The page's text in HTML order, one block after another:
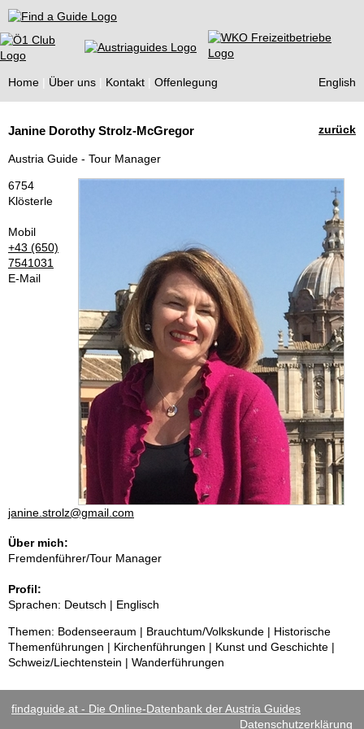
Find a Guide
Home Über uns Kontakt Offenlegung English
Guides
zurück
Janine Dorothy Strolz-McGregor
Austria Guide - Tour Manager
6754
Klösterle
Mobil
+43 (650)
7541031
E-Mail
janine.strolz@gmail.com
Über mich:
Fremdenführer/Tour Manager
Profil:
Sprachen: Deutsch | Englisch
Themen: Bodenseeraum | Brauchtum/Volkskunde | Historische
Themenführungen | Kirchenführungen | Kunst und Geschichte |
Schweiz/Liechtenstein | Wanderführungen
findaguide.at - Die Online-Datenbank der Austria Guides
Datenschutzerklärung